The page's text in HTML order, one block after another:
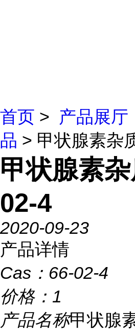
首页 > 产品展厅
品 > 甲状腺素杂
甲状腺素
02-4
2020-09-23
产品详情
Cas： 66-02-4
价格： 1
产品名称甲状腺